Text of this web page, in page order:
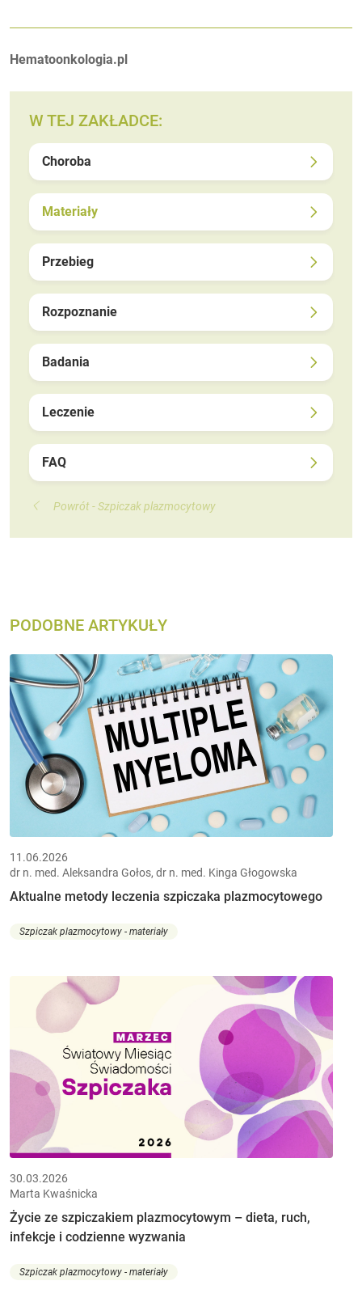
Autorzy:
Hematoonkologia.pl
W TEJ ZAKŁADCE:
Choroba
Materiały
Przebieg
Rozpoznanie
Badania
Leczenie
FAQ
Powrót - Szpiczak plazmocytowy
PODOBNE ARTYKUŁY
11.06.2026
dr n. med. Aleksandra Gołos, dr n. med. Kinga Głogowska
Aktualne metody leczenia szpiczaka plazmocytowego
Szpiczak plazmocytowy - materiały
30.03.2026
Marta Kwaśnicka
Życie ze szpiczakiem plazmocytowym – dieta, ruch,
infekcje i codzienne wyzwania
Szpiczak plazmocytowy - materiały